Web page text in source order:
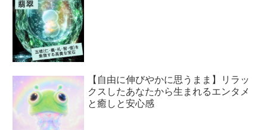
【自由に伸びやかに思うまま】リラッ
クスしたあなたから生まれるエンタメ
と癒しと安心感